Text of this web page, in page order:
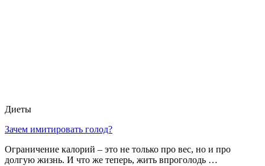
Диеты
Зачем имитировать голод?
Ограничение калорий – это не только про вес, но и про
долгую жизнь. И что же теперь, жить впроголодь …